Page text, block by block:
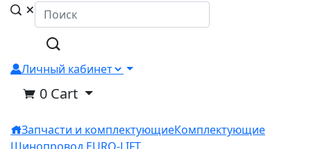
Личный кабинет
0 Cart
Запчасти и комплектующиеКомплектующие